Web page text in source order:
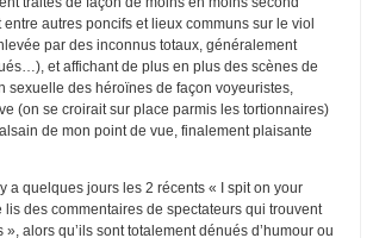
autres poncifs et lieux communs sur le viol
par des inconnus totaux, généralement
et affichant de plus en plus des scènes de
sexuelle des héroïnes de façon voyeuristes,
(on se croirait sur place parmis les tortionnaires)
de mon point de vue, finalement plaisante
a quelques jours les 2 récents « I spit on your
lis des commentaires de spectateurs qui trouvent
alors qu’ils sont totalement dénués d’humour ou